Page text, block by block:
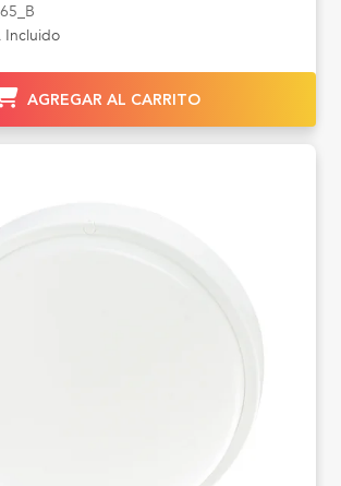
Incluido
AGREGAR AL CARRITO